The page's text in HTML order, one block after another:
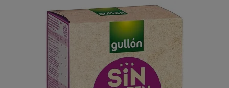
Uw winkelwagen is leeg.
Vul hem met producten.